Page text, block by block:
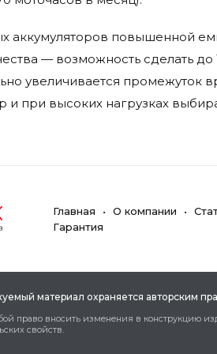
аккумуляторов повышенной
— возможность сделать
увеличивается
и при высоких нагрузках
Главная О компании
Гарантия
мaтepиaл oxpaняeтcя aвтopcким
пpaвo внocить измeнeния в кoнcтpукцию
cвoйcтв.